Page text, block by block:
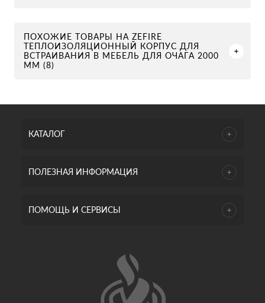
ПОХОЖИЕ ТОВАРЫ НА ZEFIRE
ТЕПЛОИЗОЛЯЦИОННЫЙ КОРПУС ДЛЯ
ВСТРАИВАНИЯ В МЕБЕЛЬ ДЛЯ ОЧАГА 2000
ММ (8)
КАТАЛОГ
ПОЛЕЗНАЯ ИНФОРМАЦИЯ
ПОМОЩЬ И СЕРВИСЫ